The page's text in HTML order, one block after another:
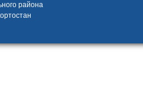
района